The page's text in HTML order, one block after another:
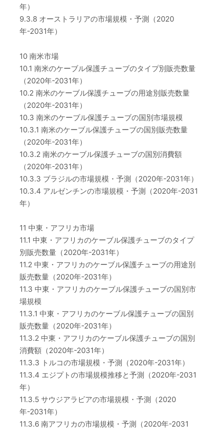
年）
9.3.8 オーストラリアの市場規模・予測（2020
年-2031年）
10 南米市場
10.1 南米のケーブル保護チューブのタイプ別販売数量
（2020年-2031年）
10.2 南米のケーブル保護チューブの用途別販売数量
（2020年-2031年）
10.3 南米のケーブル保護チューブの国別市場規模
10.3.1 南米のケーブル保護チューブの国別販売数量
（2020年-2031年）
10.3.2 南米のケーブル保護チューブの国別消費額
（2020年-2031年）
10.3.3 ブラジルの市場規模・予測（2020年-2031年）
10.3.4 アルゼンチンの市場規模・予測（2020年-2031
年）
11 中東・アフリカ市場
11.1 中東・アフリカのケーブル保護チューブのタイプ
別販売数量（2020年-2031年）
11.2 中東・アフリカのケーブル保護チューブの用途別
販売数量（2020年-2031年）
11.3 中東・アフリカのケーブル保護チューブの国別市
場規模
11.3.1 中東・アフリカのケーブル保護チューブの国別
販売数量（2020年-2031年）
11.3.2 中東・アフリカのケーブル保護チューブの国別
消費額（2020年-2031年）
11.3.3 トルコの市場規模・予測（2020年-2031年）
11.3.4 エジプトの市場規模推移と予測（2020年-2031
年）
11.3.5 サウジアラビアの市場規模・予測（2020
年-2031年）
11.3.6 南アフリカの市場規模・予測（2020年-2031